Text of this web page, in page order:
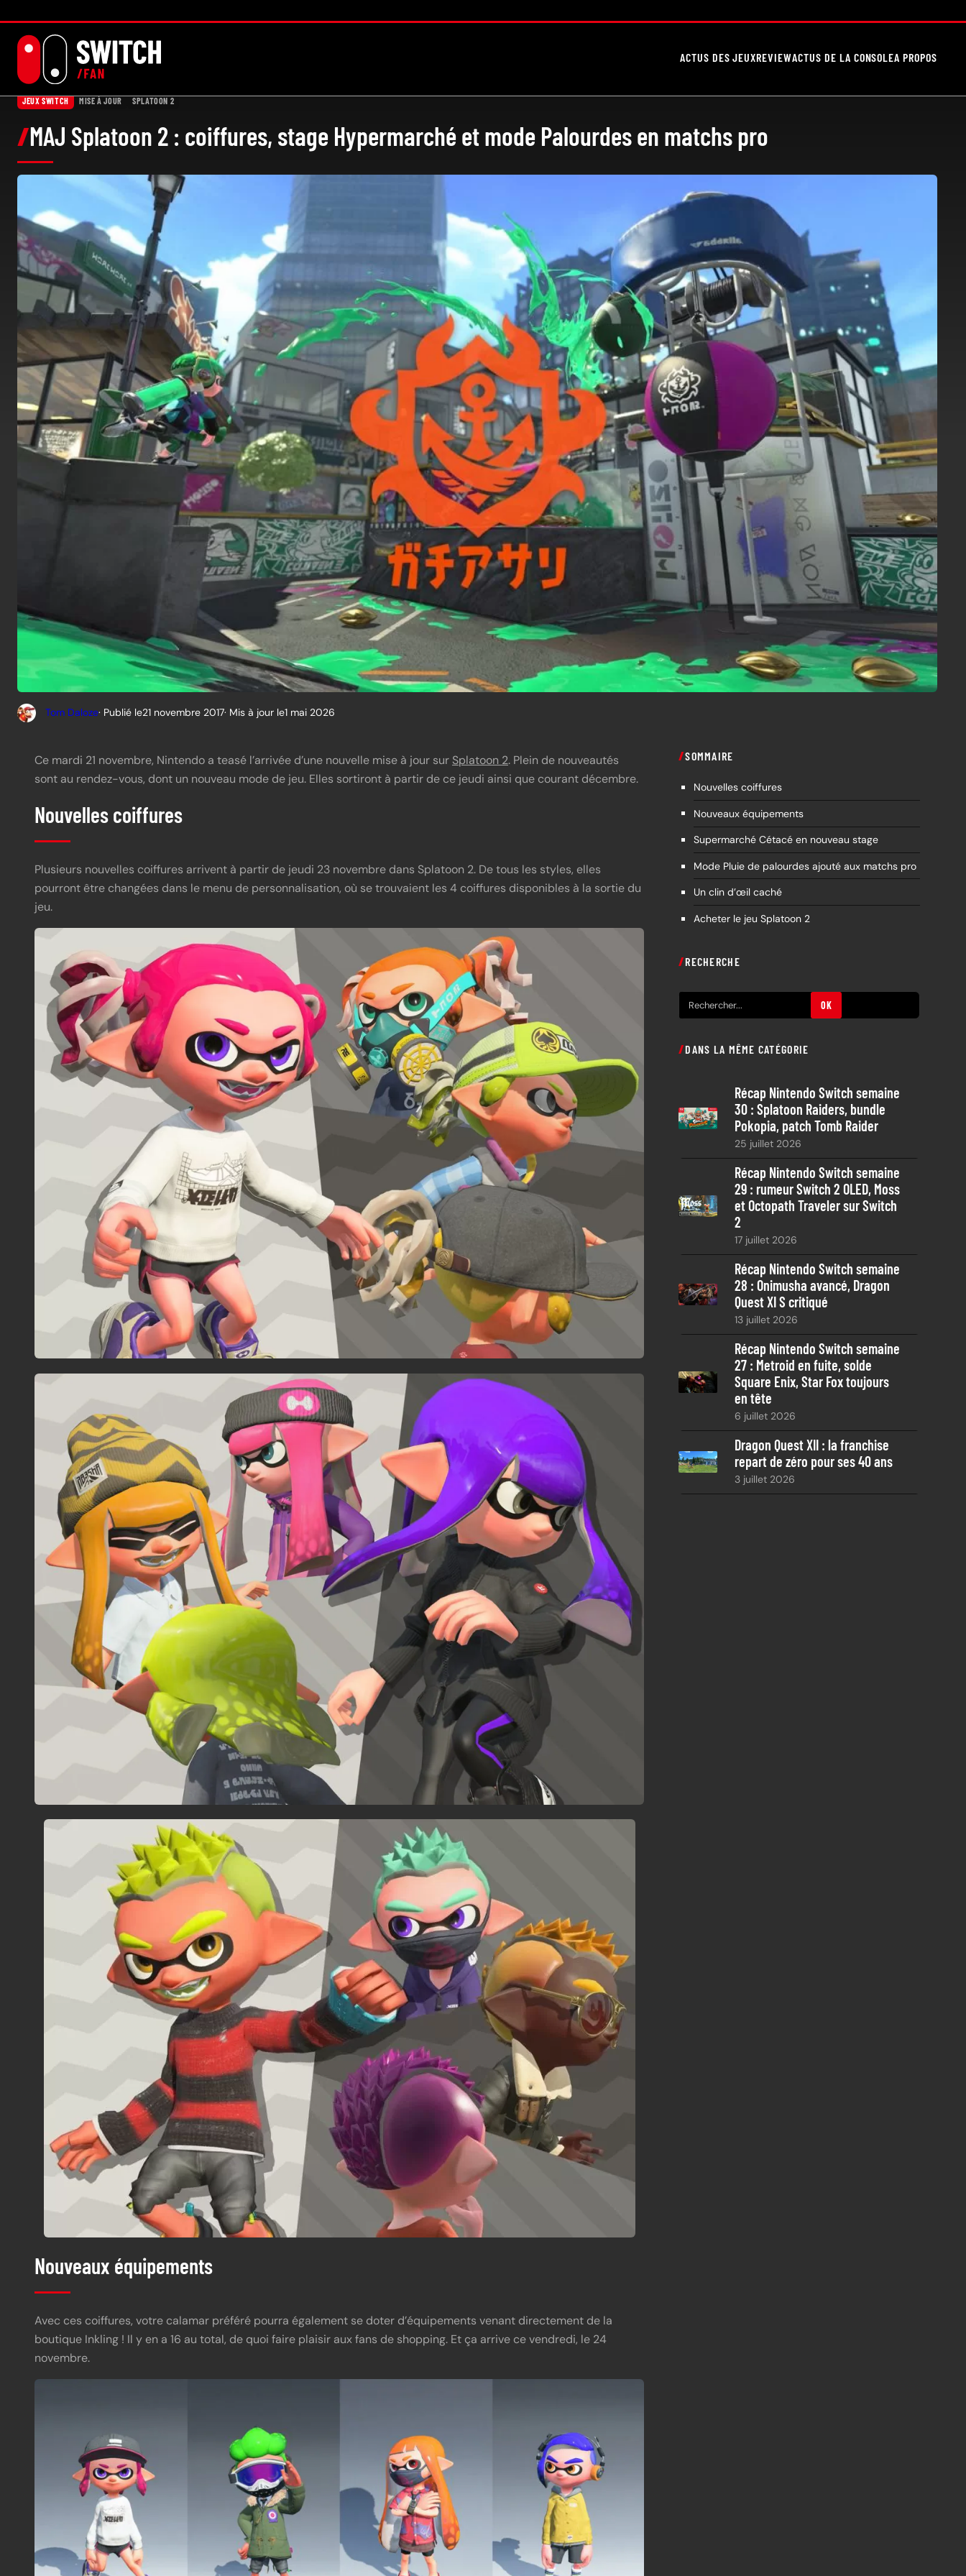
au
contenu
JEUX SWITCH MISE À JOUR SPLATOON 2
MAJ Splatoon 2 : coiffures, stage Hypermarché et mode Palourdes en matchs pro
Tom Daloze· Publié le21 novembre 2017· Mis à jour le1 mai 2026
Ce mardi 21 novembre, Nintendo a teasé l’arrivée d’une nouvelle mise à jour sur Splatoon 2. Plein de nouveautés
sont au rendez-vous, dont un nouveau mode de jeu. Elles sortiront à partir de ce jeudi ainsi que courant décembre.
Nouvelles coiffures
Plusieurs nouvelles coiffures arrivent à partir de jeudi 23 novembre dans Splatoon 2. De tous les styles, elles
pourront être changées dans le menu de personnalisation, où se trouvaient les 4 coiffures disponibles à la sortie du
jeu.
Nouveaux équipements
Avec ces coiffures, votre calamar préféré pourra également se doter d’équipements venant directement de la
boutique Inkling ! Il y en a 16 au total, de quoi faire plaisir aux fans de shopping. Et ça arrive ce vendredi, le 24
novembre.
SOMMAIRE
Nouvelles coiffures
Nouveaux équipements
Supermarché Cétacé en nouveau stage
Mode Pluie de palourdes ajouté aux matchs pro
Un clin d’œil caché
Acheter le jeu Splatoon 2
RECHERCHE
e
h
c
h
OK
DANS LA MÊME CATÉGORIE
Récap Nintendo Switch semaine
30 : Splatoon Raiders, bundle
Pokopia, patch Tomb Raider
25 juillet 2026
Récap Nintendo Switch semaine
29 : rumeur Switch 2 OLED, Moss
et Octopath Traveler sur Switch
2
17 juillet 2026
Récap Nintendo Switch semaine
28 : Onimusha avancé, Dragon
Quest XI S critiqué
13 juillet 2026
Récap Nintendo Switch semaine
27 : Metroid en fuite, solde
Square Enix, Star Fox toujours
en tête
6 juillet 2026
Dragon Quest XII : la franchise
repart de zéro pour ses 40 ans
3 juillet 2026